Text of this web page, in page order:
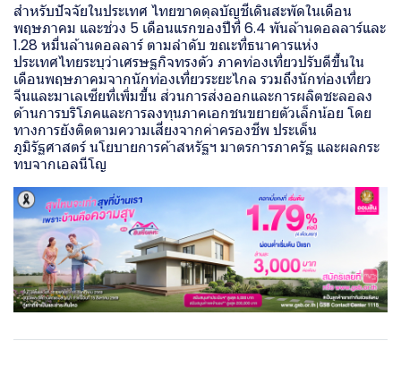
สำหรับปัจจัยในประเทศ ไทยขาดดุลบัญชีเดินสะพัดในเดือน
พฤษภาคม และช่วง 5 เดือนแรกของปีที่ 6.4 พันล้านดอลลาร์และ
1.28 หมื่นล้านดอลลาร์ ตามลำดับ ขณะที่ธนาคารแห่ง
ประเทศไทยระบุว่าเศรษฐกิจทรงตัว ภาคท่องเที่ยวปรับดีขึ้นใน
เดือนพฤษภาคมจากนักท่องเที่ยวระยะไกล รวมถึงนักท่องเที่ยว
จีนและมาเลเซียที่เพิ่มขึ้น ส่วนการส่งออกและการผลิตชะลอลง
ด้านการบริโภคและการลงทุนภาคเอกชนขยายตัวเล็กน้อย โดย
ทางการยังติดตามความเสี่ยงจากค่าครองชีพ ประเด็น
ภูมิรัฐศาสตร์ นโยบายการค้าสหรัฐฯ มาตรการภาครัฐ และผลกระ
ทบจากเอลนีโญ